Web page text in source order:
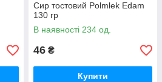
Сир тостовий Polmlek Edam
130 гр
В наявності 234 од.
46 ₴
Купити